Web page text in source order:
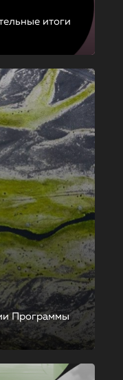
итоги
Программы